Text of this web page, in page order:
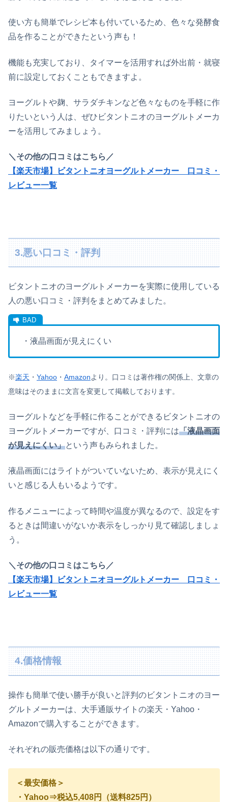
使い方も簡単でレシピ本も付いているため、色々な発酵食
品を作ることができたという声も！
機能も充実しており、タイマーを活用すれば外出前・就寝
前に設定しておくこともできますよ。
ヨーグルトや麹、サラダチキンなど色々なものを手軽に作
りたいという人は、ぜひビタントニオのヨーグルトメーカ
ーを活用してみましょう。
＼その他の口コミはこちら／
【楽天市場】ビタントニオヨーグルトメーカー 口コミ・
レビュー一覧
3.悪い口コミ・評判
ビタントニオのヨーグルトメーカーを実際に使用している
人の悪い口コミ・評判をまとめてみました。
・液晶画面が見えにくい
※楽天 ・ Yahoo ・ Amazonより。 口コミは著作権の関係上、文章の
意味はそのままに文言を変更して掲載しております。
ヨーグルトなどを手軽に作ることができる ビタントニオの
ヨーグルトメーカーですが、口コミ・評判には「液晶画面
が見えにくい」という声もみられました。
液晶画面にはライトがついていないため、表示が見えにく
いと感じる人もいるようです。
作るメニューによって時間や温度が異なるので、設定をす
るときは間違いがないか表示をしっかり見て確認しましょ
う。
＼その他の口コミはこちら／
【楽天市場】ビタントニオヨーグルトメーカー 口コミ・
レビュー一覧
4.価格情報
操作も簡単で使い勝手が良いと評判のビタントニオのヨー
グルトメーカーは、大手通販サイトの楽天・Yahoo・
Amazonで購入することができます。
それぞれの販売価格は以下の通りです。
＜最安価格＞
・Yahoo⇒税込5,408円（送料825円）